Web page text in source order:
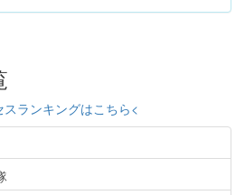
スランキングはこちら<